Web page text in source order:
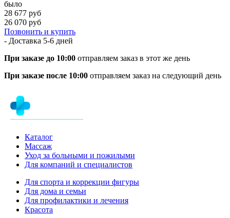
было
28 677 руб
26 070 руб
Позвонить и купить
- Доставка 5-6 дней
При заказе до 10:00 отправляем заказ в этот же день
При заказе после 10:00 отправляем заказ на следующий день
Каталог
Массаж
Уход за больными и пожилыми
Для компаний и специалистов
Для спорта и коррекции фигуры
Для дома и семьи
Для профилактики и лечения
Красота